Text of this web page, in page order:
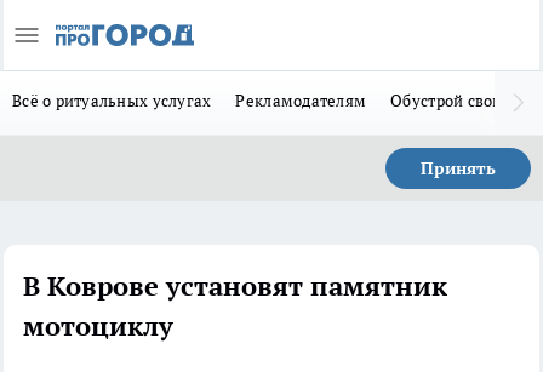
Всё о ритуальных услугах Рекламодателям Обустрой свой дом
Принять
В Коврове установят памятник
мотоциклу